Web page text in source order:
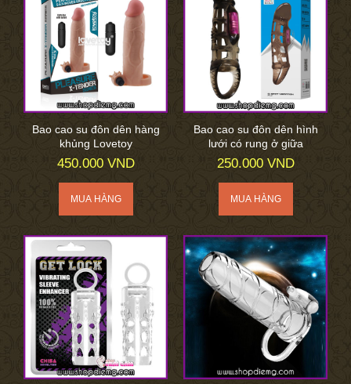
Bao cao su đôn dên hàng
khủng Lovetoy
450.000 VND
Bao cao su đôn dên hình
lưới có rung ở giữa
250.000 VND